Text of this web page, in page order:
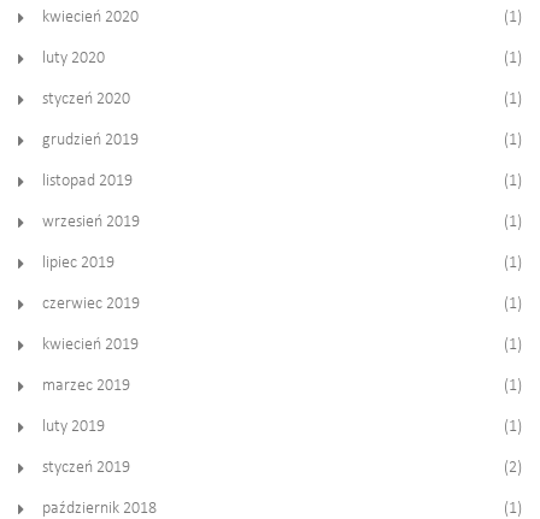
kwiecień 2020 (1)
luty 2020 (1)
styczeń 2020 (1)
grudzień 2019 (1)
listopad 2019 (1)
wrzesień 2019 (1)
lipiec 2019 (1)
czerwiec 2019 (1)
kwiecień 2019 (1)
marzec 2019 (1)
luty 2019 (1)
styczeń 2019 (2)
październik 2018 (1)